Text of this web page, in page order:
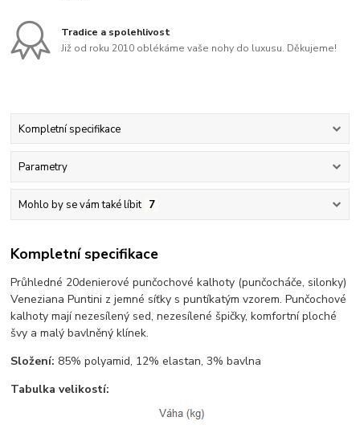
Tradice a spolehlivost
Již od roku 2010 oblékáme vaše nohy do luxusu. Děkujeme!
Kompletní specifikace
Parametry
Mohlo by se vám také líbit 7
Kompletní specifikace
Průhledné 20denierové punčochové kalhoty (punčocháče, silonky)
Veneziana Puntini z jemné síťky s puntíkatým vzorem. Punčochové
kalhoty mají nezesílený sed, nezesílené špičky, komfortní ploché
švy a malý bavlněný klínek.
Složení: 85% polyamid, 12% elastan, 3% bavlna
Tabulka velikostí: